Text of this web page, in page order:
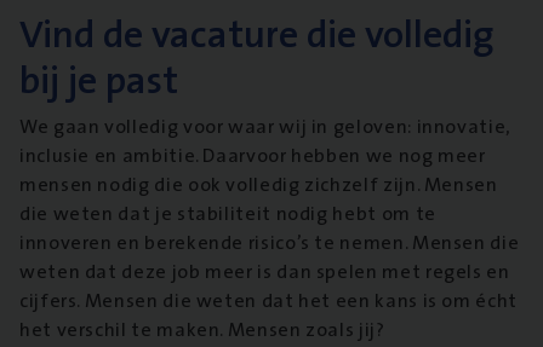
Vind de vacature die volledig
bij je past
We gaan volledig voor waar wij in geloven: innovatie,
inclusie en ambitie. Daarvoor hebben we nog meer
mensen nodig die ook volledig zichzelf zijn. Mensen
die weten dat je stabiliteit nodig hebt om te
innoveren en berekende risico’s te nemen. Mensen die
weten dat deze job meer is dan spelen met regels en
cijfers. Mensen die weten dat het een kans is om écht
het verschil te maken. Mensen zoals jij?